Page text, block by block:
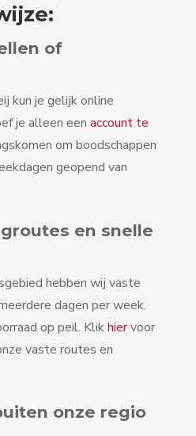
of
kun je gelijk online
je alleen een account te
om boodschappen
geopend van
en snelle
hebben wij vaste
dagen per week.
op peil. Klikhiervoor
vaste routes en
onze regio